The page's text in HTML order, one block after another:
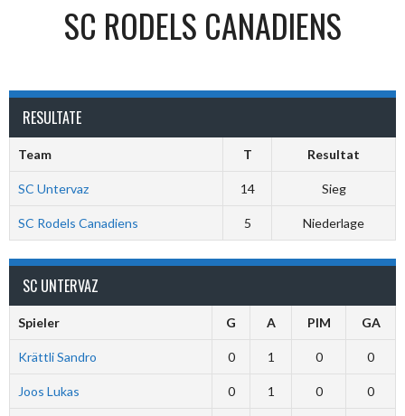
SC RODELS CANADIENS
RESULTATE
Team T Resultat
SC Untervaz 14 Sieg
SC Rodels Canadiens 5 Niederlage
SC UNTERVAZ
Spieler G A PIM GA
Krättli Sandro 0 1 0 0
Joos Lukas 0 1 0 0